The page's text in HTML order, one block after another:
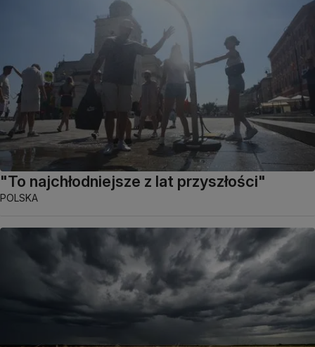
"To najchłodniejsze z lat przyszłości"
POLSKA